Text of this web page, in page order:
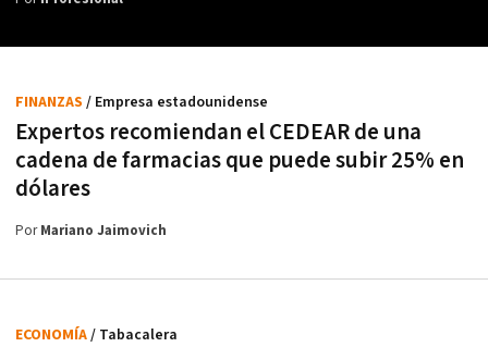
Expertos recomiendan el CEDEAR de una
cadena de farmacias que puede subir 25% en
dólares
FINANZAS / Empresa estadounidense
PorMariano Jaimovich
ECONOMÍA/ Tabacalera